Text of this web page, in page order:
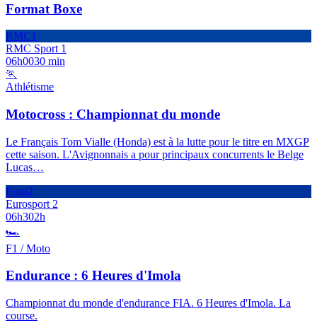
Format Boxe
RMC1
RMC Sport 1
06h0030 min
🏃
Athlétisme
Motocross : Championnat du monde
Le Français Tom Vialle (Honda) est à la lutte pour le titre en MXGP
cette saison. L'Avignonnais a pour principaux concurrents le Belge
Lucas…
Euro2
Eurosport 2
06h302h
🏎️
F1 / Moto
Endurance : 6 Heures d'Imola
Championnat du monde d'endurance FIA. 6 Heures d'Imola. La
course.